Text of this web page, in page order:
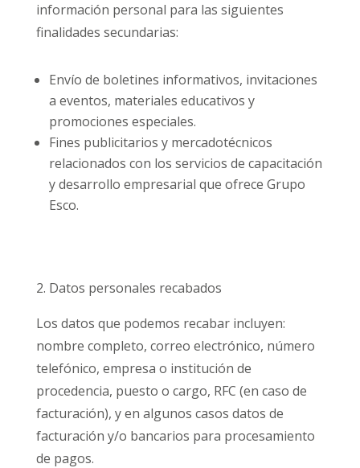
información personal para las siguientes
finalidades secundarias:
Envío de boletines informativos, invitaciones
a eventos, materiales educativos y
promociones especiales.
Fines publicitarios y mercadotécnicos
relacionados con los servicios de capacitación
y desarrollo empresarial que ofrece Grupo
Esco.
2. Datos personales recabados
Los datos que podemos recabar incluyen:
nombre completo, correo electrónico, número
telefónico, empresa o institución de
procedencia, puesto o cargo, RFC (en caso de
facturación), y en algunos casos datos de
facturación y/o bancarios para procesamiento
de pagos.